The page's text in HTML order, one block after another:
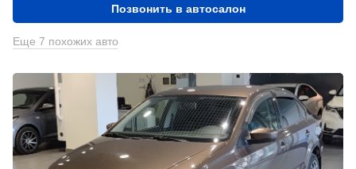
Позвонить в автосалон
Еще 7 похожих авто